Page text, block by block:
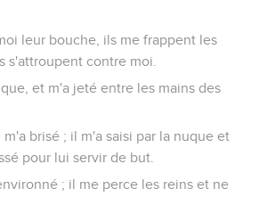
leur bouche, ils me frappent les
s'attroupent contre moi.
et m'a jeté entre les mains des
brisé ; il m'a saisi par la nuque et
pour lui servir de but.
; il me perce les reins et ne